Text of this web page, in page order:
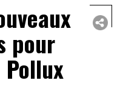
pour